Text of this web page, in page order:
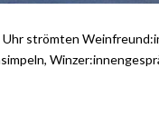
strömten